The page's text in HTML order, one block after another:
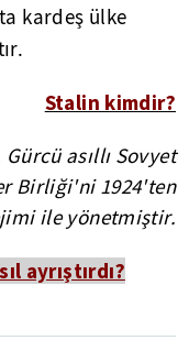
kardeş ülke
Stalin kimdir?
asıllı Sovyet
Birliği'ni 1924'ten
ile yönetmiştir.
ayrıştırdı?